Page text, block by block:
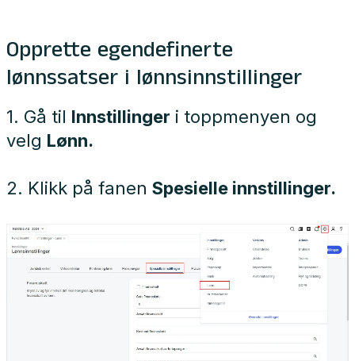
Opprette egendefinerte
lønnssatser i lønnsinnstillinger
1. Gå til Innstillinger i toppmenyen og
velg Lønn.
2. Klikk på fanen Spesielle innstillinger.